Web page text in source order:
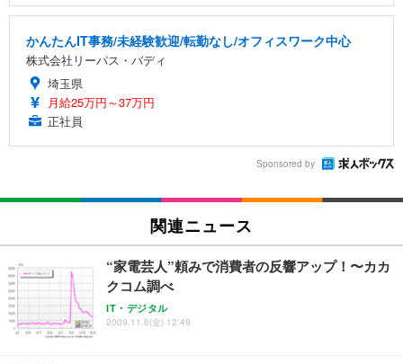
かんたんIT事務/未経験歓迎/転勤なし/オフィスワーク中心
株式会社リーパス・バディ
埼玉県
月給25万円～37万円
正社員
Sponsored by
関連ニュース
“家電芸人”頼みで消費者の反響アップ！〜カカ
クコム調べ
IT・デジタル
2009.11.6(金) 12:49